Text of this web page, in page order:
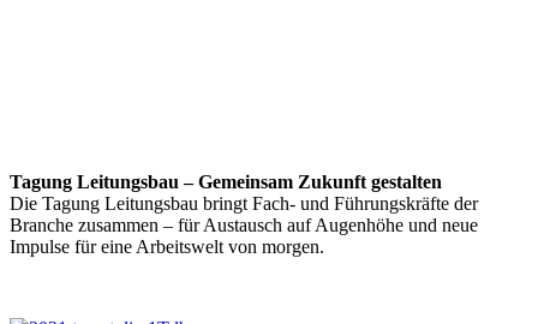
Tagung Leitungsbau – Gemeinsam Zukunft gestalten
Die Tagung Leitungsbau bringt Fach- und Führungskräfte der
Branche zusammen – für Austausch auf Augenhöhe und neue
Impulse für eine Arbeitswelt von morgen.